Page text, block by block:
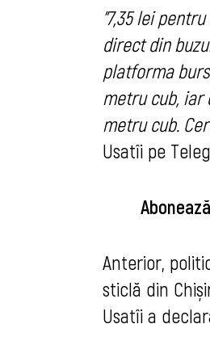
”7,35 lei
direct din
platforma
metru cub, iar
metru cub.
Usatîi pe
Anterior,
sticlă din
Usatîi a